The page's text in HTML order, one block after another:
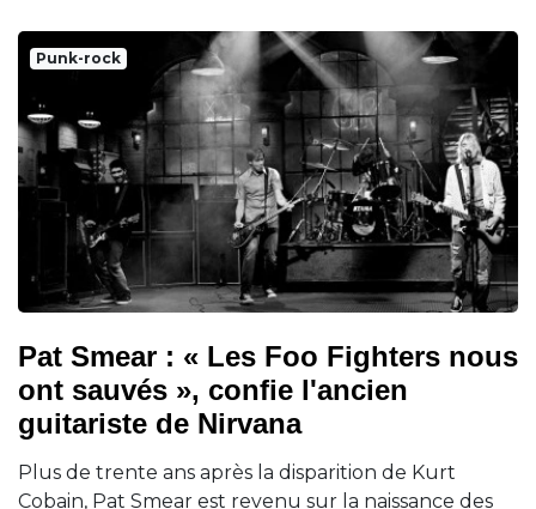
Punk-rock
Pat Smear : « Les Foo Fighters nous
ont sauvés », confie l'ancien
guitariste de Nirvana
Plus de trente ans après la disparition de Kurt
Cobain, Pat Smear est revenu sur la naissance des